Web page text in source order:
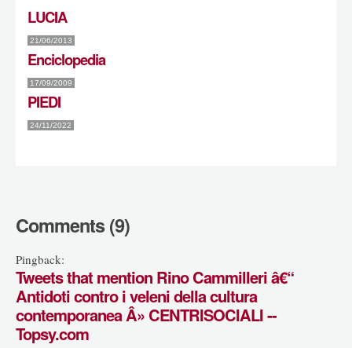
LUCIA
21/06/2013
Enciclopedia
17/09/2009
PIEDI
24/11/2022
Comments (9)
Pingback:
Tweets that mention Rino Cammilleri â€“
Antidoti contro i veleni della cultura
contemporanea Â» CENTRISOCIALI --
Topsy.com